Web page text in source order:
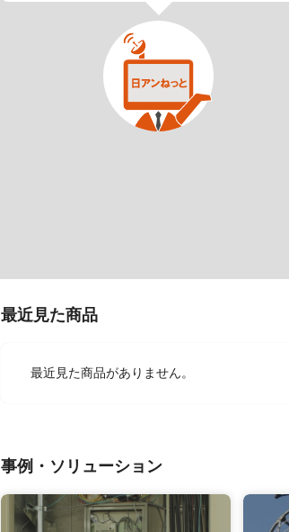
最近見た商品
最近見た商品がありません。
事例・ソリューション